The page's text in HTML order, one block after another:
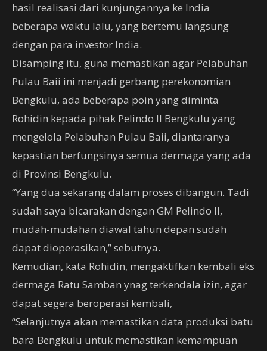
hasil realisasi dari kunjungannya ke India
beberapa waktu lalu, yang bertemu langsung
dengan para investor India.
Disamping itu, guna memastikan agar Pelabuhan
Pulau Baii ini menjadi gerbang perekonomian
Bengkulu, ada beberapa poin yang diminta
Rohidin kepada pihak Pelindo II Bengkulu yang
mengelola Pelabuhan Pulau Baii, diantaranya
kepastian berfungsinya semua dermaga yang ada
di Provinsi Bengkulu.
“Yang dua sekarang dalam proses dibangun. Tadi
sudah saya bicarakan dengan GM Pelindo II,
mudah-mudahan diawal tahun depan sudah
dapat dioperasikan,” sebutnya.
Kemudian, kata Rohidin, mengaktifkan kembali eks
dermaga Ratu Samban ynag terkendala izin, agar
dapat segera beroperasi kembali,
“Selanjutnya akan memastikan data produksi batu
bara Bengkulu untuk memastikan kemampuan